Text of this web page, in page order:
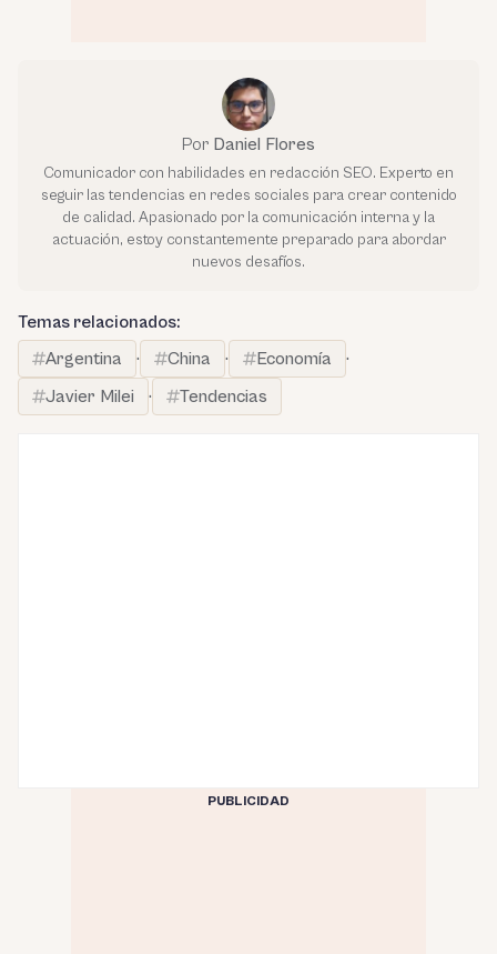
Por Daniel Flores
Comunicador con habilidades en redacción SEO. Experto en
seguir las tendencias en redes sociales para crear contenido
de calidad. Apasionado por la comunicación interna y la
actuación, estoy constantemente preparado para abordar
nuevos desafíos.
Temas relacionados:
Argentina
· China · Economía
·
Javier Milei
· Tendencias
PUBLICIDAD